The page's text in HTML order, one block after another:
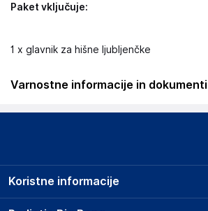
Paket vključuje:
1 x glavnik za hišne ljubljenčke
Varnostne informacije in dokumenti
Podatki o proizvajalcu
DRAGON ECOM INTERNATIONAL LIMITED
Koristne informacije
Prodajna mesta